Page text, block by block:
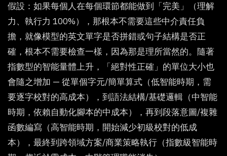
假設：如果每個人在每個環節都能做到「完美」（理解
力、執行力 100%），那根本不需要這些中介責任負
擔，就像模型的英文單字是否拼錯或句子結構是否正
確，根本不需要檢查一樣，因為那是理所當然的。隨著
指數型的智能量體上升，「絕對性正確」的單位大小也
會隨之增加 — 從單個字元/簡單算式（低智能時期，需
要逐字校對的高成本），到語法結構/基礎邏輯（中智能
時期，依賴自動化腳本的中成本），再到段落意圖/複雜
函數編寫（高智能時期，開始減少初級校對的低成
本），最終到跨領域方案/商業策略執行（指數級智能時